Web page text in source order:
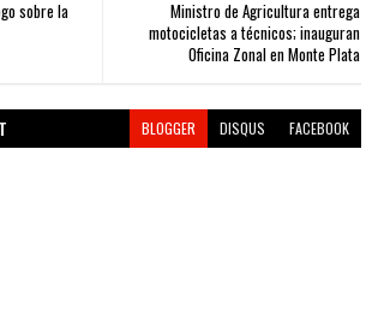
Ministro de Agricultura entrega
motocicletas a técnicos; inauguran
Oficina Zonal en Monte Plata
sobre la
BLOGGER DISQUS FACEBOOK